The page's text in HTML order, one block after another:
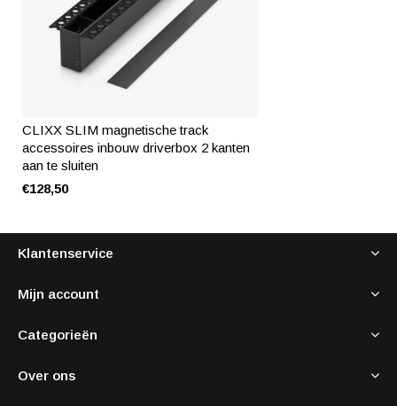
CLIXX SLIM magnetische track
accessoires inbouw driverbox 2 kanten
aan te sluiten
€128,50
Klantenservice
Mijn account
Categorieën
Over ons